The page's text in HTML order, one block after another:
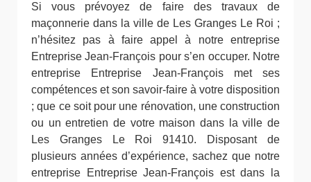
Si vous prévoyez de faire des travaux de
maçonnerie dans la ville de Les Granges Le Roi ;
n’hésitez pas à faire appel à notre entreprise
Entreprise Jean-François pour s’en occuper. Notre
entreprise Entreprise Jean-François met ses
compétences et son savoir-faire à votre disposition
; que ce soit pour une rénovation, une construction
ou un entretien de votre maison dans la ville de
Les Granges Le Roi 91410. Disposant de
plusieurs années d’expérience, sachez que notre
entreprise Entreprise Jean-François est dans la